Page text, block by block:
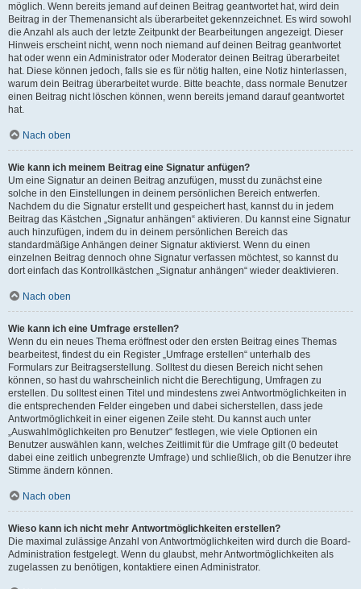
möglich. Wenn bereits jemand auf deinen Beitrag geantwortet hat, wird dein
Beitrag in der Themenansicht als überarbeitet gekennzeichnet. Es wird sowohl
die Anzahl als auch der letzte Zeitpunkt der Bearbeitungen angezeigt. Dieser
Hinweis erscheint nicht, wenn noch niemand auf deinen Beitrag geantwortet
hat oder wenn ein Administrator oder Moderator deinen Beitrag überarbeitet
hat. Diese können jedoch, falls sie es für nötig halten, eine Notiz hinterlassen,
warum dein Beitrag überarbeitet wurde. Bitte beachte, dass normale Benutzer
einen Beitrag nicht löschen können, wenn bereits jemand darauf geantwortet
hat.
Nach oben
Wie kann ich meinem Beitrag eine Signatur anfügen?
Um eine Signatur an deinen Beitrag anzufügen, musst du zunächst eine
solche in den Einstellungen in deinem persönlichen Bereich entwerfen.
Nachdem du die Signatur erstellt und gespeichert hast, kannst du in jedem
Beitrag das Kästchen „Signatur anhängen“ aktivieren. Du kannst eine Signatur
auch hinzufügen, indem du in deinem persönlichen Bereich das
standardmäßige Anhängen deiner Signatur aktivierst. Wenn du einen
einzelnen Beitrag dennoch ohne Signatur verfassen möchtest, so kannst du
dort einfach das Kontrollkästchen „Signatur anhängen“ wieder deaktivieren.
Nach oben
Wie kann ich eine Umfrage erstellen?
Wenn du ein neues Thema eröffnest oder den ersten Beitrag eines Themas
bearbeitest, findest du ein Register „Umfrage erstellen“ unterhalb des
Formulars zur Beitragserstellung. Solltest du diesen Bereich nicht sehen
können, so hast du wahrscheinlich nicht die Berechtigung, Umfragen zu
erstellen. Du solltest einen Titel und mindestens zwei Antwortmöglichkeiten in
die entsprechenden Felder eingeben und dabei sicherstellen, dass jede
Antwortmöglichkeit in einer eigenen Zeile steht. Du kannst auch unter
„Auswahlmöglichkeiten pro Benutzer“ festlegen, wie viele Optionen ein
Benutzer auswählen kann, welches Zeitlimit für die Umfrage gilt (0 bedeutet
dabei eine zeitlich unbegrenzte Umfrage) und schließlich, ob die Benutzer ihre
Stimme ändern können.
Nach oben
Wieso kann ich nicht mehr Antwortmöglichkeiten erstellen?
Die maximal zulässige Anzahl von Antwortmöglichkeiten wird durch die Board-
Administration festgelegt. Wenn du glaubst, mehr Antwortmöglichkeiten als
zugelassen zu benötigen, kontaktiere einen Administrator.